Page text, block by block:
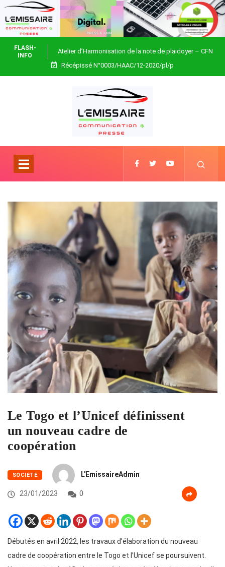
FLASH-
INFO
Atelier d’Harmonisation de la note de plaidoyer – CFN
Togo
Récépissé N°0003/HAAC/12-2020/pl/p
Le Togo et l’Unicef définissent
un nouveau cadre de
coopération
SOCIÉTÉ L'EmissaireAdmin
23/01/2023 0
Débutés en avril 2022, les travaux d’élaboration du nouveau
cadre de coopération entre le Togo et l’Unicef se poursuivent.